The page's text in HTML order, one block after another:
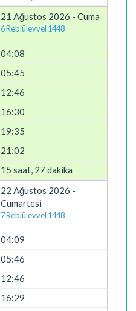
21 Ağustos 2026 - Cuma
6 Rebiülevvel 1448
04:08
05:45
12:46
16:30
19:35
21:02
15 saat, 27 dakika
22 Ağustos 2026 -
Cumartesi
7 Rebiülevvel 1448
04:09
05:46
12:46
16:29